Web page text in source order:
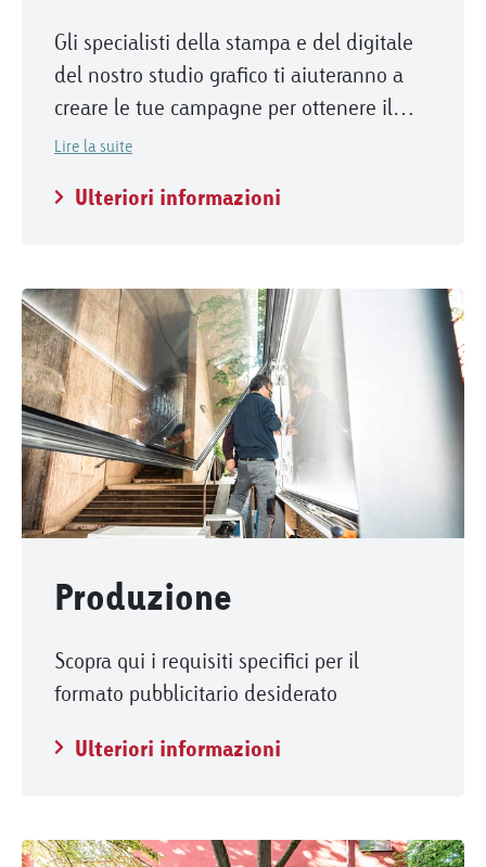
Gli specialisti della stampa e del digitale
del nostro studio grafico ti aiuteranno a
creare le tue campagne per ottenere il
massimo impatto sui nostri spazi
Lire la suite
Ulteriori informazioni
Produzione
Scopra qui i requisiti specifici per il
formato pubblicitario desiderato
Ulteriori informazioni